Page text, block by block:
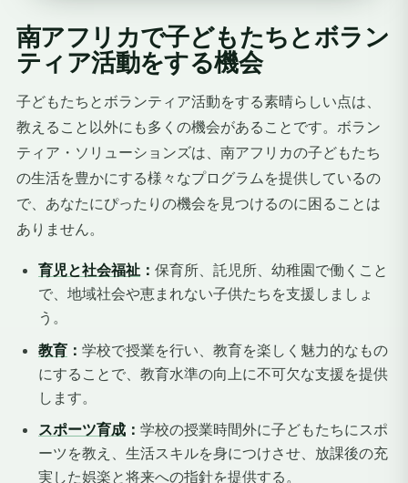
南アフリカで子どもたちとボラン
ティア活動をする機会
子どもたちとボランティア活動をする素晴らしい点は、
教えること以外にも多くの機会があることです。ボラン
ティア・ソリューションズは、南アフリカの子どもたち
の生活を豊かにする様々なプログラムを提供しているの
で、あなたにぴったりの機会を見つけるのに困ることは
ありません。
育児と社会福祉 ： 保育所、託児所、幼稚園で働くこと
で、地域社会や恵まれない子供たちを支援しましょ
う。
教育 ： 学校で授業を行い、教育を楽しく魅力的なもの
にすることで、教育水準の向上に不可欠な支援を提供
します。
スポーツ育成 ： 学校の授業時間外に子どもたちにスポ
ーツを教え、生活スキルを身につけさせ、放課後の充
実した娯楽と将来への指針を提供する。